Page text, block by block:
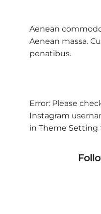
Aenean
Aenean massa.
penatibus.
Error: Please
Instagram
in Theme Setting